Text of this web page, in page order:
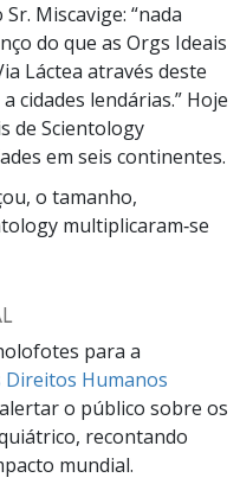
Miscavige: “nada
do que as Orgs Ideais
Láctea através deste
cidades lendárias.” Hoje
de Scientology
em seis continentes.
o tamanho,
multiplicaram‑se
para a
Direitos Humanos
o público sobre os
recontando
mundial.